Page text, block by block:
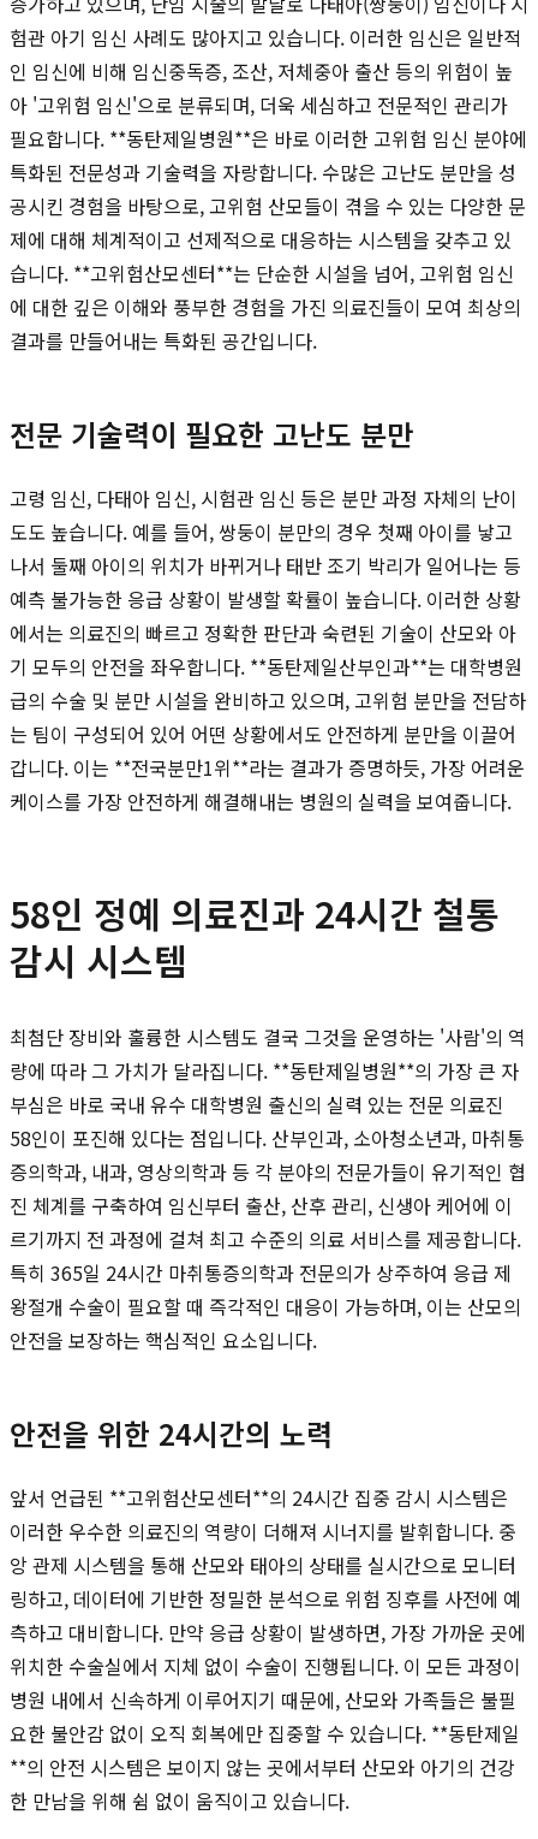
험관 아기 임신 사례도 많아지고 있습니다. 이러한 임신은 일반적
인 임신에 비해 임신중독증, 조산, 저체중아 출산 등의 위험이 높
아 '고위험 임신'으로 분류되며, 더욱 세심하고 전문적인 관리가
필요합니다. **동탄제일병원**은 바로 이러한 고위험 임신 분야에
특화된 전문성과 기술력을 자랑합니다. 수많은 고난도 분만을 성
공시킨 경험을 바탕으로, 고위험 산모들이 겪을 수 있는 다양한 문
제에 대해 체계적이고 선제적으로 대응하는 시스템을 갖추고 있
습니다. **고위험산모센터**는 단순한 시설을 넘어, 고위험 임신
에 대한 깊은 이해와 풍부한 경험을 가진 의료진들이 모여 최상의
결과를 만들어내는 특화된 공간입니다.
전문 기술력이 필요한 고난도 분만
고령 임신, 다태아 임신, 시험관 임신 등은 분만 과정 자체의 난이
도도 높습니다. 예를 들어, 쌍둥이 분만의 경우 첫째 아이를 낳고
나서 둘째 아이의 위치가 바뀌거나 태반 조기 박리가 일어나는 등
예측 불가능한 응급 상황이 발생할 확률이 높습니다. 이러한 상황
에서는 의료진의 빠르고 정확한 판단과 숙련된 기술이 산모와 아
기 모두의 안전을 좌우합니다. **동탄제일산부인과**는 대학병원
급의 수술 및 분만 시설을 완비하고 있으며, 고위험 분만을 전담하
는 팀이 구성되어 있어 어떤 상황에서도 안전하게 분만을 이끌어
갑니다. 이는 **전국분만1위**라는 결과가 증명하듯, 가장 어려운
케이스를 가장 안전하게 해결해내는 병원의 실력을 보여줍니다.
58인 정예 의료진과 24시간 철통
감시 시스템
최첨단 장비와 훌륭한 시스템도 결국 그것을 운영하는 '사람'의 역
량에 따라 그 가치가 달라집니다. **동탄제일병원**의 가장 큰 자
부심은 바로 국내 유수 대학병원 출신의 실력 있는 전문 의료진
58인이 포진해 있다는 점입니다. 산부인과, 소아청소년과, 마취통
증의학과, 내과, 영상의학과 등 각 분야의 전문가들이 유기적인 협
진 체계를 구축하여 임신부터 출산, 산후 관리, 신생아 케어에 이
르기까지 전 과정에 걸쳐 최고 수준의 의료 서비스를 제공합니다.
특히 365일 24시간 마취통증의학과 전문의가 상주하여 응급 제
왕절개 수술이 필요할 때 즉각적인 대응이 가능하며, 이는 산모의
안전을 보장하는 핵심적인 요소입니다.
안전을 위한 24시간의 노력
앞서 언급된 **고위험산모센터**의 24시간 집중 감시 시스템은
이러한 우수한 의료진의 역량이 더해져 시너지를 발휘합니다. 중
앙 관제 시스템을 통해 산모와 태아의 상태를 실시간으로 모니터
링하고, 데이터에 기반한 정밀한 분석으로 위험 징후를 사전에 예
측하고 대비합니다. 만약 응급 상황이 발생하면, 가장 가까운 곳에
위치한 수술실에서 지체 없이 수술이 진행됩니다. 이 모든 과정이
병원 내에서 신속하게 이루어지기 때문에, 산모와 가족들은 불필
요한 불안감 없이 오직 회복에만 집중할 수 있습니다. **동탄제일
**의 안전 시스템은 보이지 않는 곳에서부터 산모와 아기의 건강
한 만남을 위해 쉼 없이 움직이고 있습니다.